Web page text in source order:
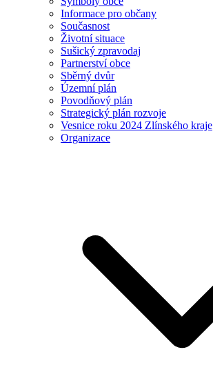
Informace pro občany
Současnost
Životní situace
Sušický zpravodaj
Partnerství obce
Sběrný dvůr
Územní plán
Povodňový plán
Strategický plán rozvoje
Vesnice roku 2024 Zlínského kraje
Organizace